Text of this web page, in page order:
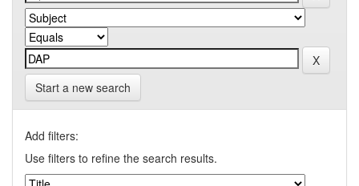
Start a new search
Add filters:
Use filters to refine the search results.